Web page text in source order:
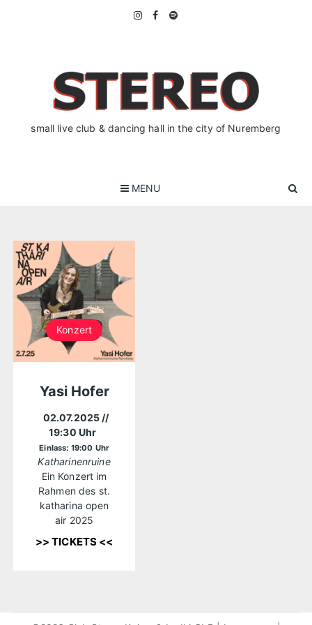
small live club & dancing hall in the city of Nuremberg
MENU
Konzert
Yasi Hofer
02.07.2025 //
19:30 Uhr
Einlass: 19:00 Uhr
Katharinenruine
Ein Konzert im
Rahmen des st.
katharina open
air 2025
>> TICKETS <<